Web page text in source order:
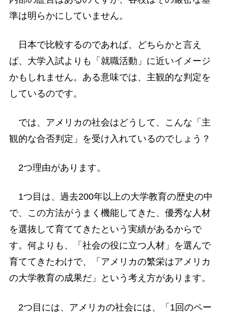
準は明らかにしていません。
日本で比較するのであれば、どちらかと言え
ば、大学入試よりも「就職活動」に近いイメージ
かもしれません。ある意味では、主観的な判定を
しているのです。
では、アメリカの社会はどうして、こんな「主
観的な合否判定」を受け入れているのでしょう？
2つ理由があります。
1つ目は、過去200年以上の大学教育の歴史の中
で、この方法がうまく機能してきた、優秀な人材
を選抜して育ててきたという実績があるからで
す。何よりも、「社会の役に立つ人材」を選んで
育ててきたわけで、「アメリカの繁栄はアメリカ
の大学教育の成果だ」という考え方があります。
2つ目には、アメリカの社会には、「1回のペー